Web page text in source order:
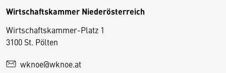
Wirtschaftskammer Niederösterreich
Wirtschaftskammer-Platz 1
3100 St. Pölten
wknoe@wknoe.at
D
e